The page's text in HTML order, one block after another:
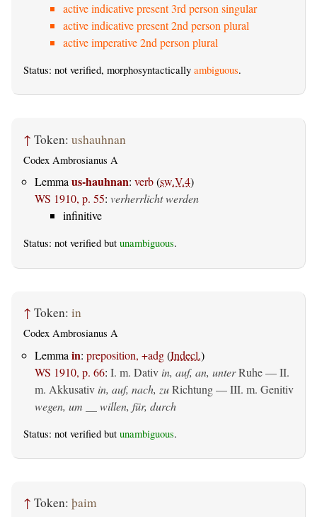
active indicative present 3rd person singular
active indicative present 2nd person plural
active imperative 2nd person plural
Status: not verified, morphosyntactically ambiguous.
↑ Token: ushauhnan
Codex Ambrosianus A
Lemmaus-hauhnan: verb(sw.V.4)
WS 1910, p. 55: verherrlicht werden
infinitive
Status: not verified but unambiguous.
↑ Token: in
Codex Ambrosianus A
Lemma in: preposition, +adg(Indecl.)
WS 1910, p. 66: I. m. Dativ in, auf, an, unterRuhe — II.
m. Akkusativ in, auf, nach, zuRichtung — III. m. Genitiv
wegen, um __ willen, für, durch
Status: not verified but unambiguous.
↑ Token: þaim